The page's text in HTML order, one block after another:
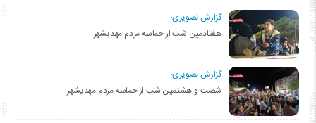
گزارش تصویری:
هفتادمین شب از حماسه مردم مهدیشهر
گزارش تصویری:
شصت و هشتمین شب از حماسه مردم مهدیشهر